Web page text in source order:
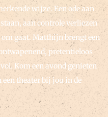
wijze. Een ode aan
aan controle verliezen
gaat. Matthijn brengt een
pretentieloos
Kom een avond genieten
theater bij jou in de